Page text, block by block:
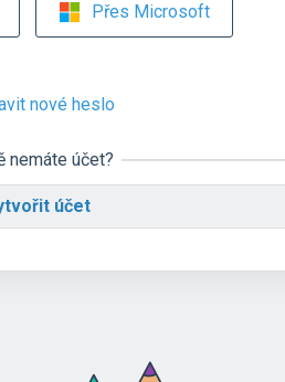
Přes Microsoft
nové heslo
nemáte účet?
účet